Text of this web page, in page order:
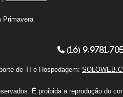
Primavera
(16)
de TI e Hospedagem:
É proibida a reprodução do